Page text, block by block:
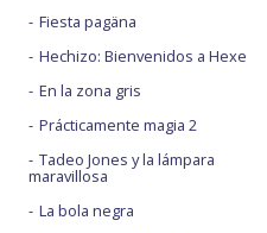
Fiesta pagäna
Hechizo: Bienvenidos a Hexe
En la zona gris
Prácticamente magia 2
Tadeo Jones y la lámpara
maravillosa
La bola negra